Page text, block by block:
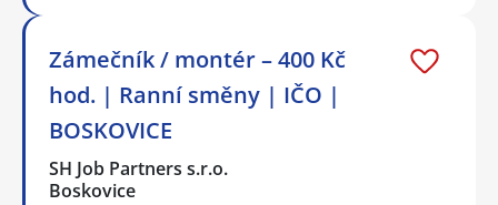
Zámečník / montér – 400 Kč
hod. | Ranní směny | IČO |
BOSKOVICE
SH Job Partners s.r.o.
Boskovice